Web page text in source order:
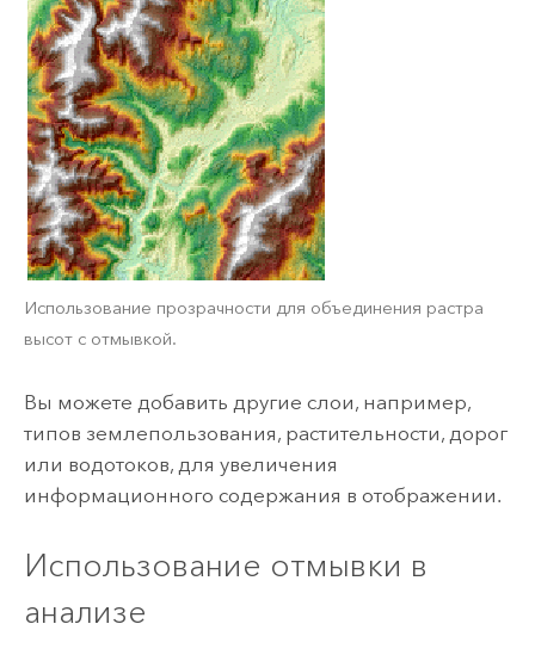
Использование прозрачности для объединения растра
высот с отмывкой.
Вы можете добавить другие слои, например,
типов землепользования, растительности, дорог
или водотоков, для увеличения
информационного содержания в отображении.
Использование отмывки в
анализе